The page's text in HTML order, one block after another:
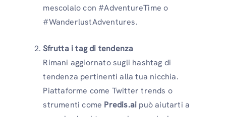
mescolalo con #AdventureTime o
#WanderlustAdventures.
Sfrutta i tag di tendenza
Rimani aggiornato sugli hashtag di
tendenza pertinenti alla tua nicchia.
Piattaforme come Twitter trends o
strumenti come Predis.ai può aiutarti a